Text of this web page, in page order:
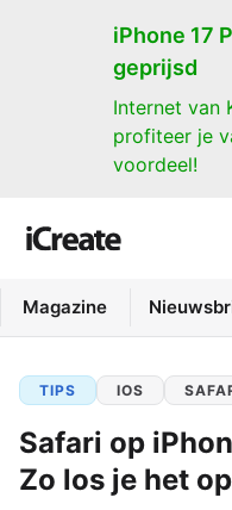
iPhone 17
geprijsd
Internet van
profiteer je
voordeel!
Magazine
TIPS IOS
Safari op
Zo los je het op